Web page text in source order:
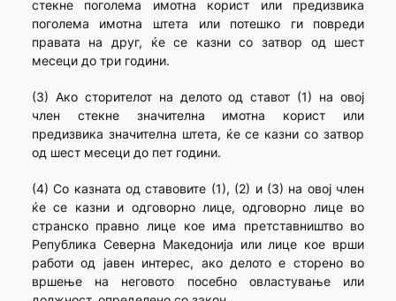
стекне поголема имотна корист или предизвика
поголема имотна штета или потешко ги повреди
правата на друг, ќе се казни со затвор од шест
месеци до три години.
(3) Ако сторителот на делото од ставот (1) на овој
член стекне значителна имотна корист или
предизвика значителна штета, ќе се казни со затвор
од шест месеци до пет години.
(4) Со казната од ставовите (1), (2) и (3) на овој член
ќе се казни и одговорно лице, одговорно лице во
странско правно лице кое има претставништво во
Република Северна Македонија или лице кое врши
работи од јавен интерес, ако делото е сторено во
вршење на неговото посебно овластување или